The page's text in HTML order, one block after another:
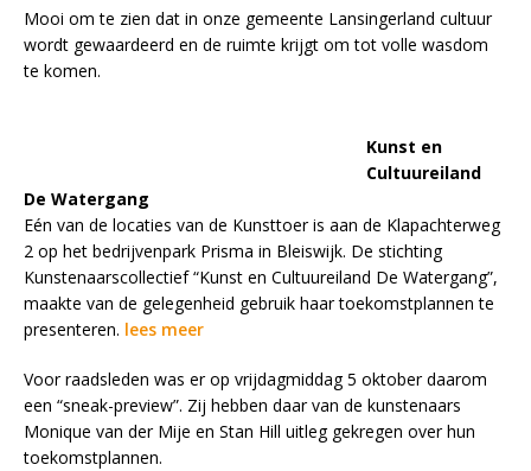
Mooi om te zien dat in onze gemeente Lansingerland cultuur
wordt gewaardeerd en de ruimte krijgt om tot volle wasdom
te komen.
Kunst en
Cultuureiland
De Watergang
Eén van de locaties van de Kunsttoer is aan de Klapachterweg
2 op het bedrijvenpark Prisma in Bleiswijk. De stichting
Kunstenaarscollectief “Kunst en Cultuureiland De Watergang”,
maakte van de gelegenheid gebruik haar toekomstplannen te
presenteren. lees meer
Voor raadsleden was er op vrijdagmiddag 5 oktober daarom
een “sneak-preview”. Zij hebben daar van de kunstenaars
Monique van der Mije en Stan Hill uitleg gekregen over hun
toekomstplannen.